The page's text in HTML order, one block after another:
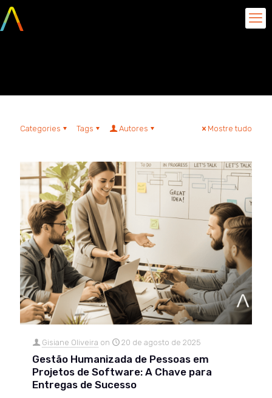
Categories Tags Autores Mostre tudo
Gisiane Oliveira on 20 de agosto de 2025
Gestão Humanizada de Pessoas em
Projetos de Software: A Chave para
Entregas de Sucesso